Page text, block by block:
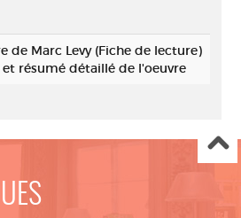
de Marc Levy (Fiche de lecture)
résumé détaillé de l'oeuvre